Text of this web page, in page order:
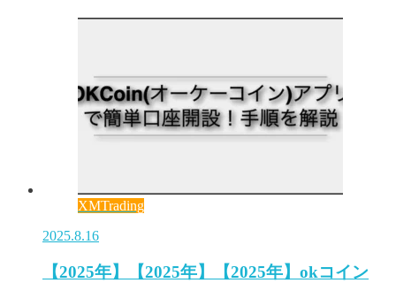
XMTrading
2025.8.16
【2025年】【2025年】【2025年】okコイン